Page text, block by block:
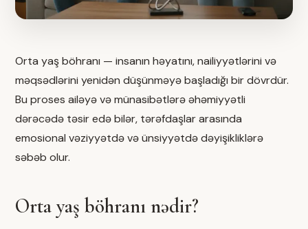
Orta yaş böhranı — insanın həyatını, nailiyyətlərini və
məqsədlərini yenidən düşünməyə başladığı bir dövrdür.
Bu proses ailəyə və münasibətlərə əhəmiyyətli
dərəcədə təsir edə bilər, tərəfdaşlar arasında
emosional vəziyyətdə və ünsiyyətdə dəyişikliklərə
səbəb olur.
Orta yaş böhranı nədir?